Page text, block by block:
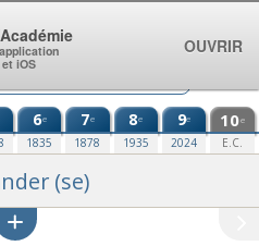
6e
1835
7e
1878
8e
1935
9e
2024
10e
E.C.
(se)
iOS
OUVRIR